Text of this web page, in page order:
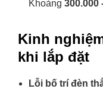
Khoảng 300.000
Kinh
khi lắp đặt
Lỗi bố trí đèn